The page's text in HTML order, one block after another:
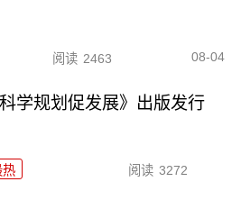
阅读 2463 08-04
科学规划促发展》出版发行
热 阅读 3272